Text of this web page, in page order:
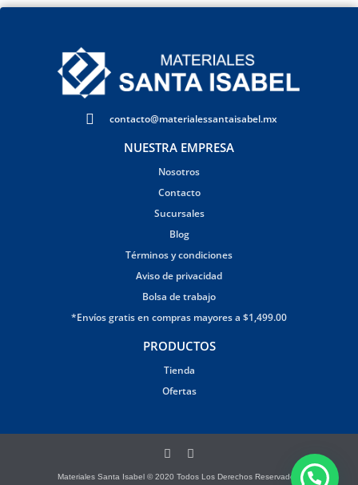
contacto@materialessantaisabel.mx
NUESTRA EMPRESA
Nosotros
Contacto
Sucursales
Blog
Términos y condiciones
Aviso de privacidad
Bolsa de trabajo
*Envíos gratis en compras mayores a $1,499.00
PRODUCTOS
Tienda
Ofertas
Materiales Santa Isabel © 2020 Todos Los Derechos Reservados.